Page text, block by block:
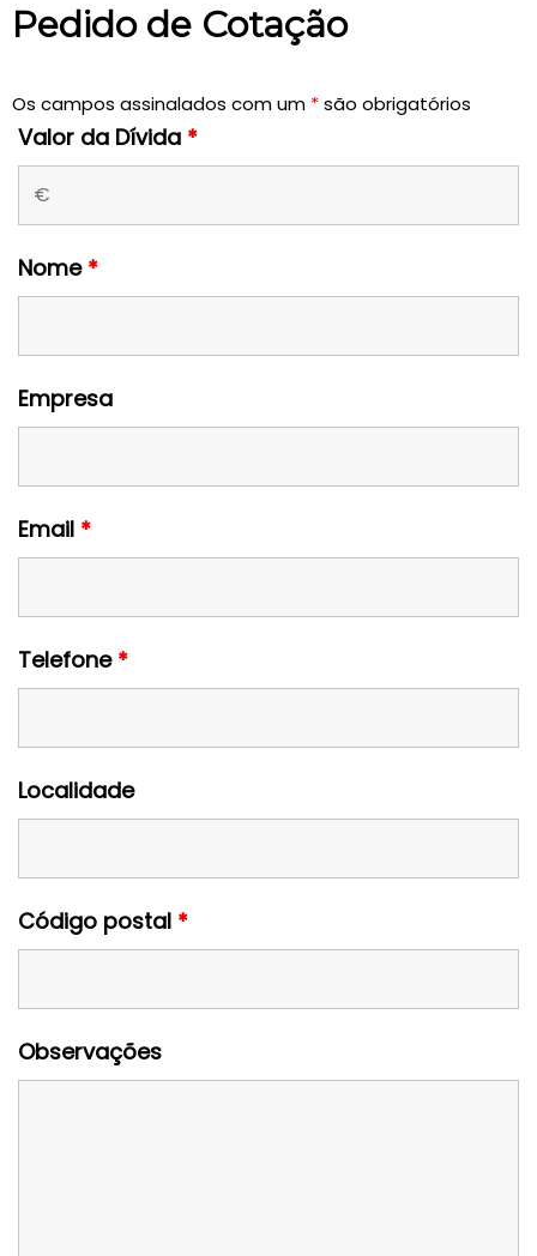
Pedido de Cotação
Os campos assinalados com um *são obrigatórios
Valor da Dívida *
Nome *
Empresa
Email *
Telefone *
Localidade
Código postal *
Observações